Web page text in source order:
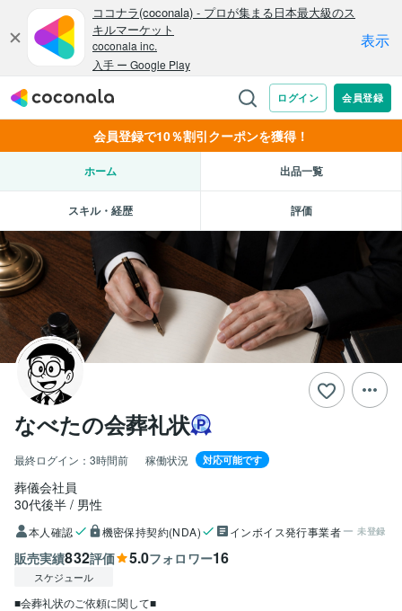
会員登録で10％割引クーポンを獲得！
ホーム 出品一覧
スキル・経歴 評価
なべたの会葬礼状
最終ログイン： 3時間前 稼働状況 対応可能です
葬儀会社員
30代後半
男性
本人確認 機密保持契約(NDA) インボイス発行事業者 未登録
販売実績832評価 5.0フォロワー16
スケジュール
■会葬礼状のご依頼に関して■